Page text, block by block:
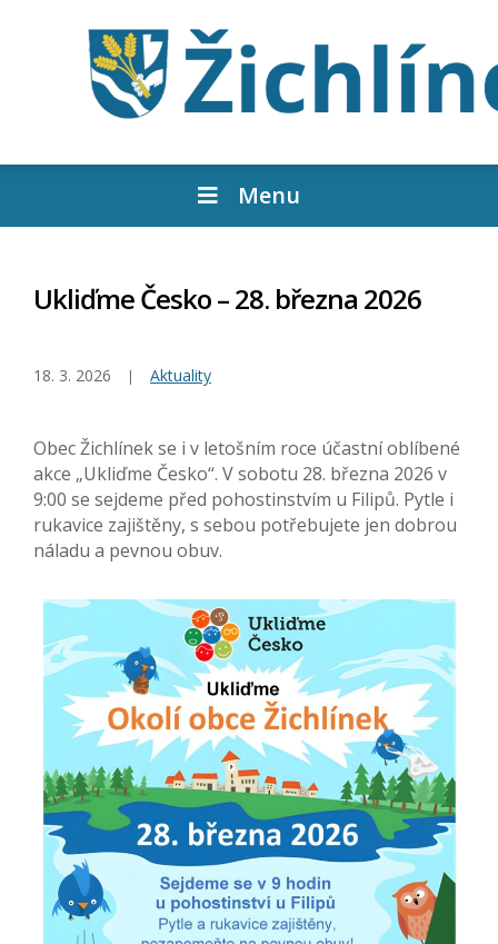
Menu
Ukliďme Česko – 28. března 2026
18. 3. 2026 Aktuality
Obec Žichlínek se i v letošním roce účastní oblíbené
akce „Ukliďme Česko“. V sobotu 28. března 2026 v
9:00 se sejdeme před pohostinstvím u Filipů. Pytle i
rukavice zajištěny, s sebou potřebujete jen dobrou
náladu a pevnou obuv.